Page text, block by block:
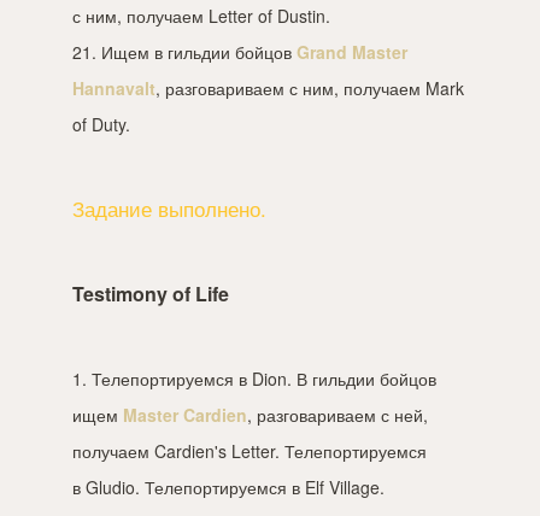
с ним, получаем Letter of Dustin.
21. Ищем в гильдии бойцов Grand Master
Hannavalt, разговариваем с ним, получаем Mark
of Duty.
Задание выполнено.
Testimony of Life
1. Телепортируемся в Dion. В гильдии бойцов
ищем Master Cardien, разговариваем с ней,
получаем Cardien's Letter. Телепортируемся
в Gludio. Телепортируемся в Elf Village.